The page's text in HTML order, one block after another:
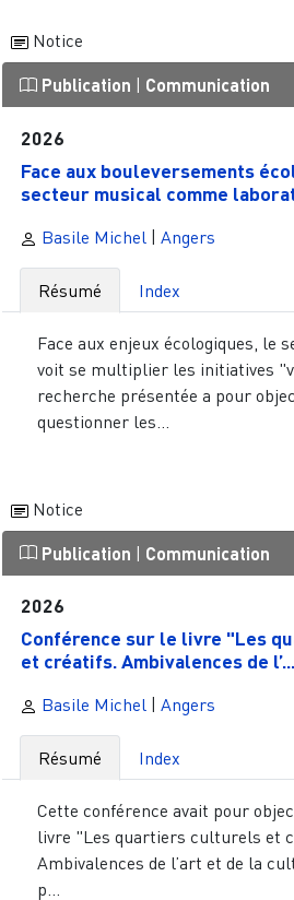
Notice
Publication Communication
2026
Face aux bouleversements
secteur musical comme
Basile Michel | Angers
Résumé Index
Face aux enjeux écologiques, le
voit se multiplier les initiatives
recherche présentée a pour
questionner les...
Notice
Publication | Communication
2026
Conférence sur le livre "Les
et créatifs. Ambivalences de l’...
Basile Michel | Angers
Résumé Index
Cette conférence avait pour
livre "Les quartiers culturels et
Ambivalences de l’art et de la
p...